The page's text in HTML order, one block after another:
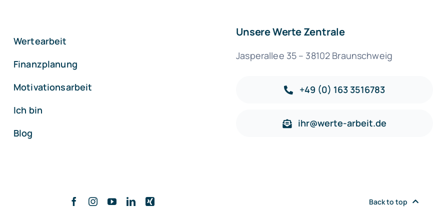
Wertearbeit
Finanzplanung
Motivationsarbeit
Ich bin
Blog
Unsere Werte Zentrale
Jasperallee 35 – 38102 Braunschweig
+49 (0) 163 3516783
ihr@werte-arbeit.de
Back to top